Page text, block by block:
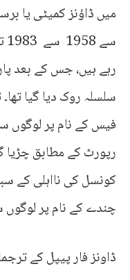
میں ڈاؤنز کمیٹی یا
رہے ہیں، جس کے بعد
سلسلہ روک دیا گیا
فیس کے نام پر لوگوں
رپورٹ کے مطابق چڑیا
کونسل کی نااہلی کے
چندے کے نام پر
ڈاونز فار پیپل کے